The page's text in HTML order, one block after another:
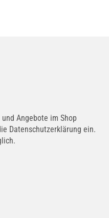
Angebote im Shop
Datenschutzerklärung ein.